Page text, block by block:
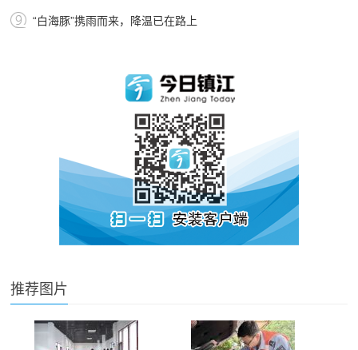
“白海豚”携雨而来，降温已在路上
推荐图片